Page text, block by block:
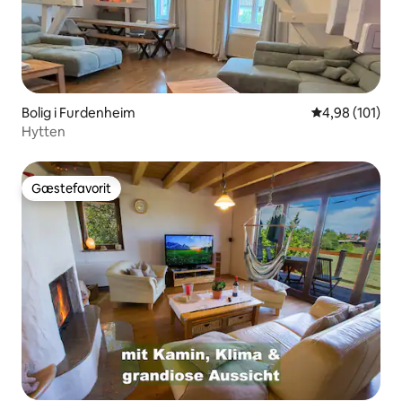
Bolig i Furdenheim 4,98 ud af 5 i
4,98 (101)
Hytten
Gæstefavorit
Gæstefavorit